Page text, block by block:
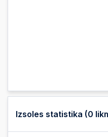
Izsoles statistika (0